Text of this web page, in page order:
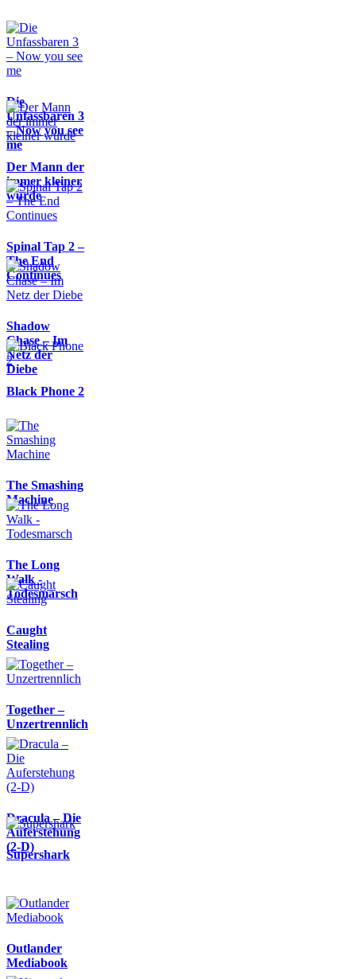
Die
Unfassbaren 3
– Now you see
me
Der Mann der
immer kleiner
wurde
Spinal Tap 2 –
The End
Continues
Shadow
Chase – Im
Netz der
Diebe
Black Phone 2
The Smashing
Machine
The Long
Walk -
Todesmarsch
Caught
Stealing
Together –
Unzertrennlich
Dracula – Die
Auferstehung
(2-D)
Supershark
Outlander
Mediabook